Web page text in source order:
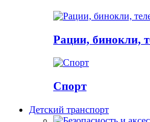
Рации, бинокли,
Спорт
Детский транспорт